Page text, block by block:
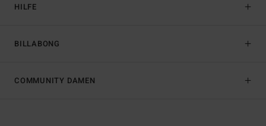
HILFE
BILLABONG
COMMUNITY DAMEN